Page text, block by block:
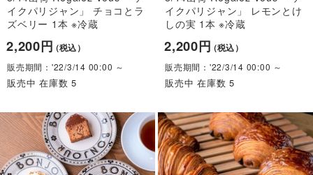
イクパリジャン」 チョコとラ
ズベリー 1本 ※冷蔵
2,200円（税込）
販売期間：'22/3/14 00:00 ～
販売中 在庫数 5
イクパリジャン」 レモンとけ
しの実 1本 ※冷蔵
2,200円（税込）
販売期間：'22/3/14 00:00 ～
販売中 在庫数 5